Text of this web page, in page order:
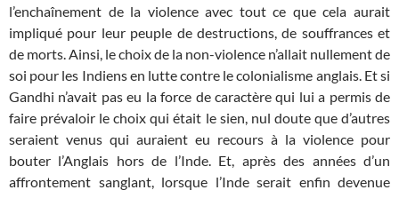
l’enchaînement de la violence avec tout ce que cela aurait
impliqué pour leur peuple de destructions, de souffrances et
de morts. Ainsi, le choix de la non-violence n’allait nullement de
soi pour les Indiens en lutte contre le colonialisme anglais. Et si
Gandhi n’avait pas eu la force de caractère qui lui a permis de
faire prévaloir le choix qui était le sien, nul doute que d’autres
seraient venus qui auraient eu recours à la violence pour
bouter l’Anglais hors de l’Inde. Et, après des années d’un
affrontement sanglant, lorsque l’Inde serait enfin devenue